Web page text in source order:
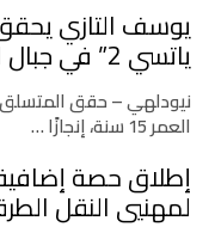
يوسف التازي يحقق
ياتسي 2” في جبال الهيمالايا
نيودلهي – حقق المتسلق
العمر 15 سنة، إنجازًا …
إطلاق حصة
لمهنيي النقل